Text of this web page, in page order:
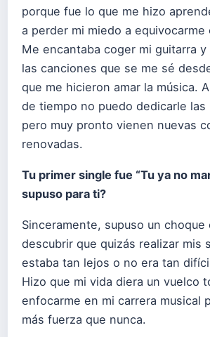
porque fue lo que me hizo
a perder mi miedo a equivocarme
Me encantaba coger mi guitarra
las canciones que se me sé
que me hicieron amar la música.
de tiempo no puedo dedicarle las
pero muy pronto vienen nuevas
renovadas.
Tu primer single fue “Tu ya no
supuso para ti?
Sinceramente, supuso un choque
descubrir que quizás realizar mis
estaba tan lejos o no era tan
Hizo que mi vida diera un vuelco
enfocarme en mi carrera musical
más fuerza que nunca.